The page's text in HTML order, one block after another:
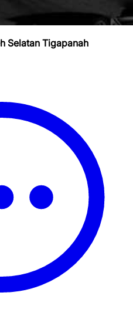
Selatan Tigapanah